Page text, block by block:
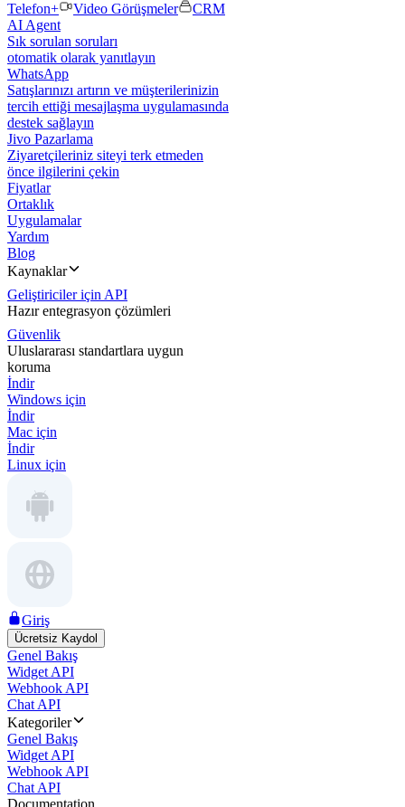
Telefon+
Video Görüşmeler
CRM
AI Agent
Sık sorulan soruları
otomatik olarak yanıtlayın
WhatsApp
Satışlarınızı artırın ve müşterilerinizin
tercih ettiği mesajlaşma uygulamasında
destek sağlayın
Jivo Pazarlama
Ziyaretçileriniz siteyi terk etmeden
önce ilgilerini çekin
Fiyatlar
Ortaklık
Uygulamalar
Yardım
Blog
Kaynaklar
Geliştiriciler için API
Hazır entegrasyon çözümleri
Güvenlik
Uluslararası standartlara uygun
koruma
İndir
Windows için
İndir
Mac için
İndir
Linux için
Giriş
Ücretsiz Kaydol
Genel Bakış
Widget API
Webhook API
Chat API
Kategoriler
Genel Bakış
Widget API
Webhook API
Chat API
Documentation